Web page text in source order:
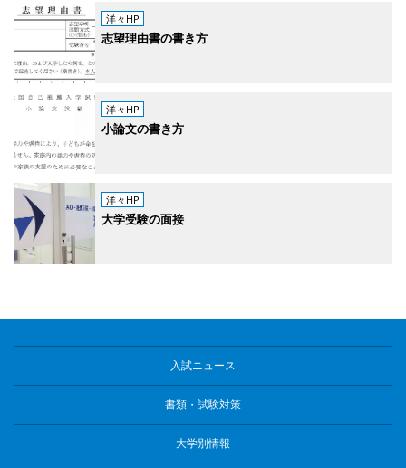
洋々HP
志望理由書の書き方
洋々HP
小論文の書き方
洋々HP
大学受験の面接
入試ニュース
書類・試験対策
大学別情報